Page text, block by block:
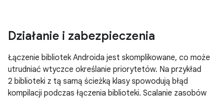
Działanie i zabezpieczenia
Łączenie bibliotek Androida jest skomplikowane, co może
utrudniać wtyczce określanie priorytetów. Na przykład
2 biblioteki z tą samą ścieżką klasy spowodują błąd
kompilacji podczas łączenia biblioteki. Scalanie zasobów